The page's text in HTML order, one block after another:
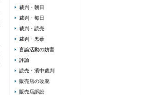
裁判・朝日
裁判・毎日
裁判・読売
裁判・黒薮
言論活動の妨害
評論
読売・濱中裁判
販売店の改廃
販売店訴訟